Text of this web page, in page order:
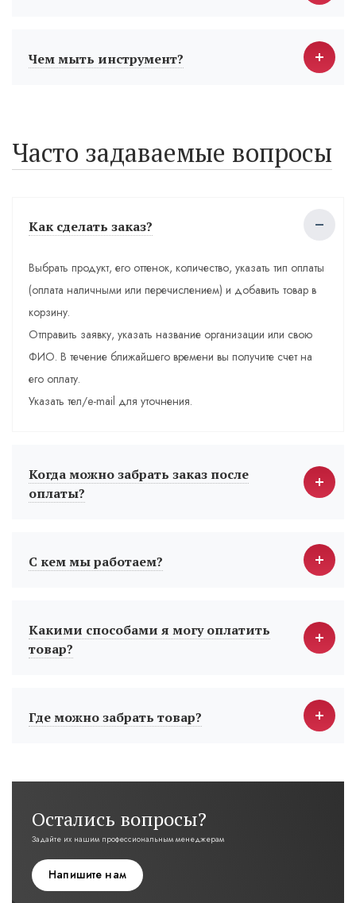
Чем мыть инструмент?
Часто задаваемые вопросы
Как сделать заказ?
Выбрать продукт, его оттенок, количество, указать тип оплаты
(оплата наличными или перечислением) и добавить товар в
корзину.
Отправить заявку, указать название организации или свою
ФИО. В течение ближайшего времени вы получите счет на
его оплату.
Указать тел/e-mail для уточнения.
Когда можно забрать заказ после
оплаты?
С кем мы работаем?
Какими способами я могу оплатить
товар?
Где можно забрать товар?
Остались вопросы?
Задайте их нашим профессиональным менеджерам
Напишите нам